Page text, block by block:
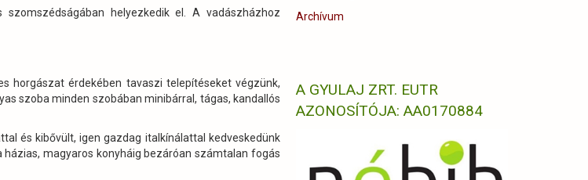
helyezkedik el. A vadászházhoz
horgászat érdekében tavaszi telepítéseket végzünk,
szoba minden szobában minibárral, tágas, kandallós
és kibővült, igen gazdag italkínálattal kedveskedünk
magyaros konyháig bezáróan számtalan fogás
Archívum
A GYULAJ ZRT. EUTR
AZONOSÍTÓJA: AA0170884